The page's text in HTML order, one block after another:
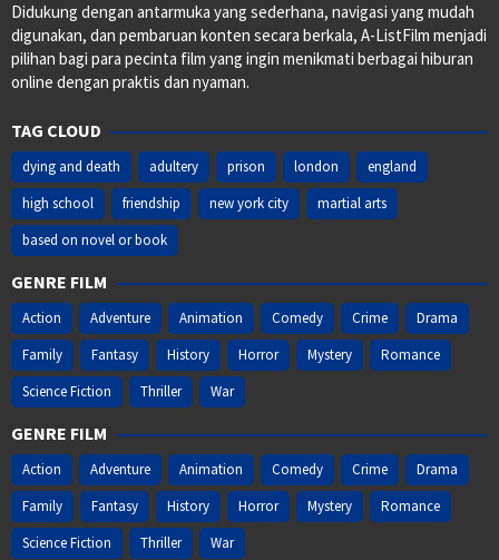
Didukung dengan antarmuka yang sederhana, navigasi yang mudah
digunakan, dan pembaruan konten secara berkala, A-ListFilm menjadi
pilihan bagi para pecinta film yang ingin menikmati berbagai hiburan
online dengan praktis dan nyaman.
TAG CLOUD
dying and death adultery prison london
england
high school
friendship new york city
martial arts
based on novel or book
GENRE FILM
Action Adventure Animation Comedy Crime
Drama
Family
Fantasy History Horror Mystery
Romance
Science Fiction
Thriller War
GENRE FILM
Action Adventure Animation Comedy Crime
Drama
Family
Fantasy History Horror Mystery
Romance
Science Fiction
Thriller War